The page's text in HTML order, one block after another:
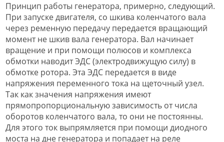
Принцип работы генератора, примерно, следующий.
При запуске двигателя, со шкива коленчатого вала
через ременную передачу передается вращающий
момент не шкив вала генератора. Вал начинает
вращение и при помощи полюсов и комплекса
обмотки наводит ЭДС (электродвижущую силу) в
обмотке ротора. Эта ЭДС передается в виде
напряжения переменного тока на щеточный узел.
Так как значения напряжения имеют
прямопропорциональную зависимость от числа
оборотов коленчатого вала, то они не постоянны.
Для этого ток выпрямляется при помощи диодного
моста на дне генератора и попадает на реле